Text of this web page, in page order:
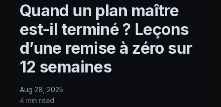
Quand un plan maître
est-il terminé ? Leçons
d’une remise à zéro sur
12 semaines
Aug 28, 2025
4 min read